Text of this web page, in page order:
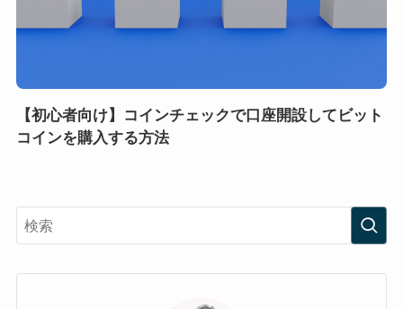
【初心者向け】コインチェックで口座開設してビット
コインを購入する方法